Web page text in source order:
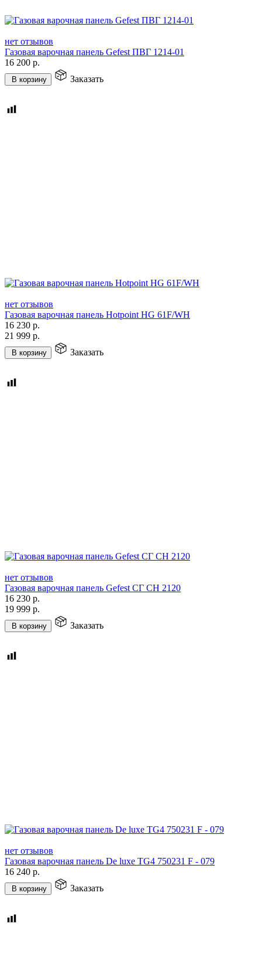
нет отзывов
Газовая варочная панель Gefest ПВГ 1214-01
16 200 р.
В корзину Заказать
нет отзывов
Газовая варочная панель Hotpoint HG 61F/WH
16 230 р.
21 999 р.
В корзину Заказать
нет отзывов
Газовая варочная панель Gefest СГ СН 2120
16 230 р.
19 999 р.
В корзину Заказать
нет отзывов
Газовая варочная панель De luxe TG4 750231 F - 079
16 240 р.
В корзину Заказать